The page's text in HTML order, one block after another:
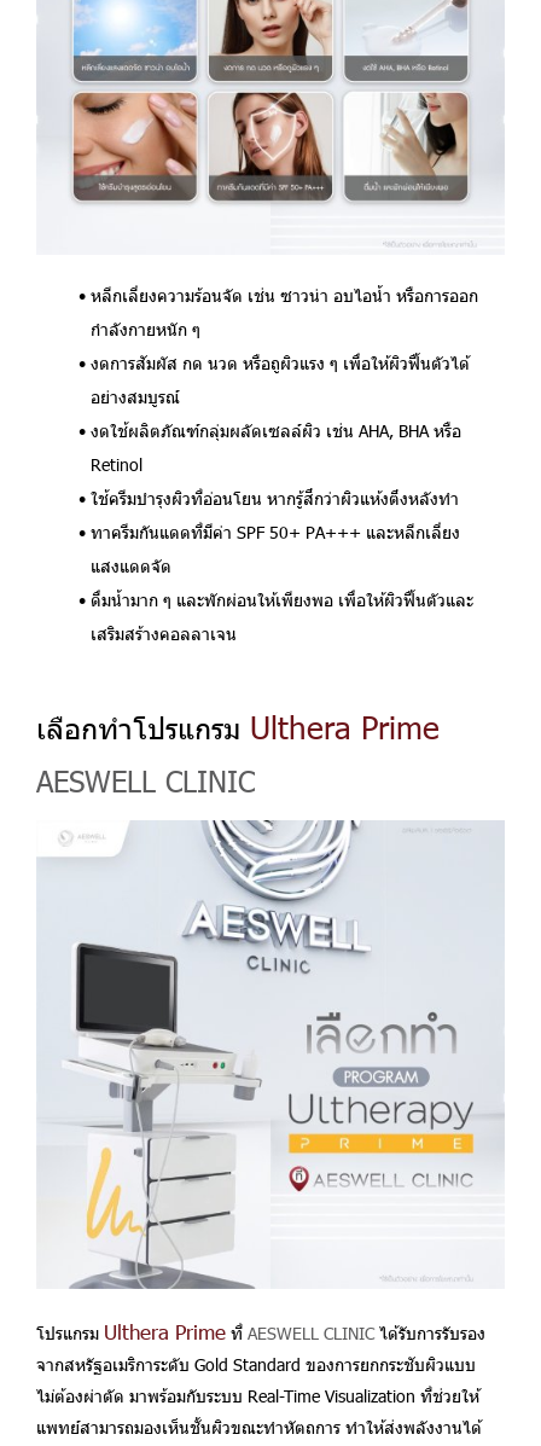
หลีกเลี่ยงความร้อนจัด เช่น ซาวน่า อบไอน้ำ หรือการออก
กำลังกายหนัก ๆ
งดการสัมผัส กด นวด หรือถูผิวแรง ๆ เพื่อให้ผิวฟื้นตัวได้
อย่างสมบูรณ์
งดใช้ผลิตภัณฑ์กลุ่มผลัดเซลล์ผิว เช่น AHA, BHA หรือ
Retinol
ใช้ครีมบำรุงผิวที่อ่อนโยน หากรู้สึกว่าผิวแห้งตึงหลังทำ
ทาครีมกันแดดที่มีค่า SPF 50+ PA+++ และหลีกเลี่ยง
แสงแดดจัด
ดื่มน้ำมาก ๆ และพักผ่อนให้เพียงพอ เพื่อให้ผิวฟื้นตัวและ
เสริมสร้างคอลลาเจน
เลือกทำโปรแกรม Ulthera Prime
AESWELL CLINIC
โปรแกรม Ulthera Prime ที่ AESWELL CLINICได้รับการรับรอง
จากสหรัฐอเมริการะดับ Gold Standard ของการยกกระชับผิวแบบ
ไม่ต้องผ่าตัด มาพร้อมกับระบบ Real-Time Visualization ที่ช่วยให้
แพทย์สามารถมองเห็นชั้นผิวขณะทำหัตถการ ทำให้ส่งพลังงานได้